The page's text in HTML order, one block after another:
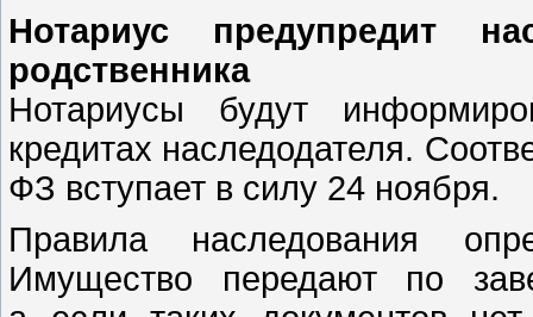
Нотариус предупредит
родственника
Нотариусы будут
кредитах наследодателя.
ФЗ вступает в силу 24 ноября.
Правила наследования
Имущество передают по